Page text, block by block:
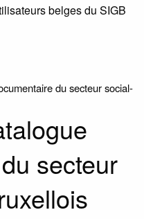
belges du SIGB
du secteur social-
secteur